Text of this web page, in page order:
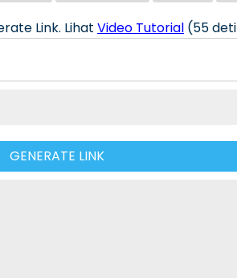
Link. Lihat Video Tutorial (55
GENERATE LINK